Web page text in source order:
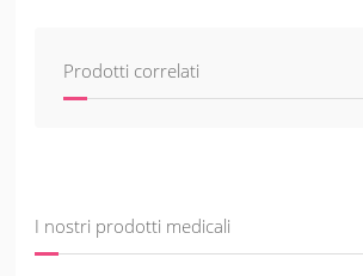
I nostri prodotti medicali
Prodotti correlati